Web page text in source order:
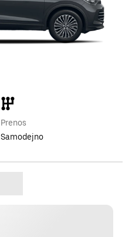
Prenos
Samodejno